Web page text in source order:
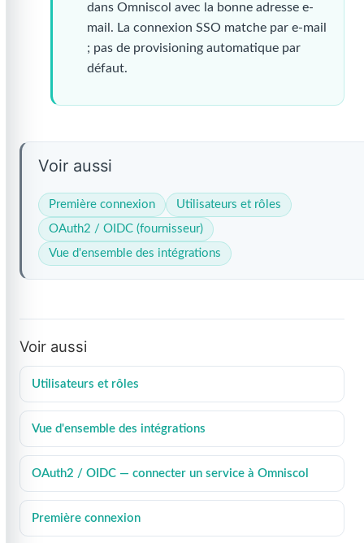
dans Omniscol avec la bonne adresse e-
mail. La connexion SSO matche par e-mail
; pas de provisioning automatique par
défaut.
Voir aussi
Première connexion
Utilisateurs et rôles
OAuth2 / OIDC (fournisseur)
Vue d'ensemble des intégrations
Voir aussi
Utilisateurs et rôles
Vue d'ensemble des intégrations
OAuth2 / OIDC — connecter un service à Omniscol
Première connexion